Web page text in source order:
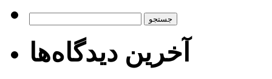
آخرین دیدگاه‌ها